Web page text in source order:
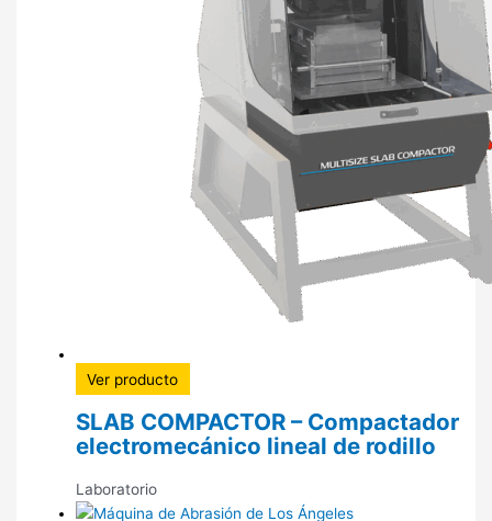
Ver producto
SLAB COMPACTOR – Compactador
electromecánico lineal de rodillo
Laboratorio